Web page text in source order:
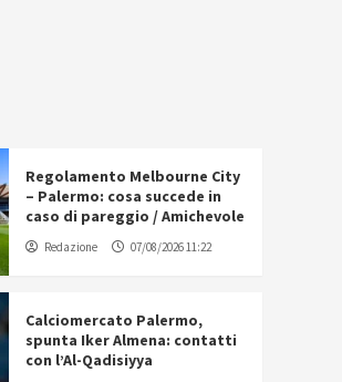
Regolamento Melbourne City
– Palermo: cosa succede in
caso di pareggio / Amichevole
Redazione 07/08/2026 11:22
Calciomercato Palermo,
spunta Iker Almena: contatti
con l’Al-Qadisiyya